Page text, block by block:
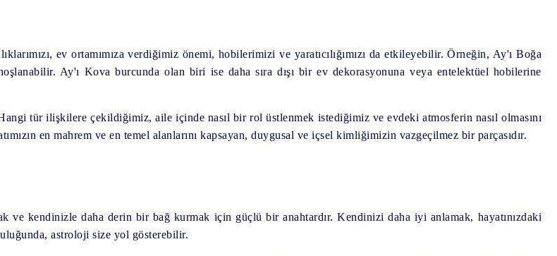
ev ortamımıza verdiğimiz önemi, hobilerimizi ve yaratıcılığımızı da etkileyebilir. Örneğin, Ay'ı Boğa
Ay'ı Kova burcunda olan biri ise daha sıra dışı bir ev dekorasyonuna veya entelektüel hobilerine
tür ilişkilere çekildiğimiz, aile içinde nasıl bir rol üstlenmek istediğimiz ve evdeki atmosferin nasıl olmasını
en mahrem ve en temel alanlarını kapsayan, duygusal ve içsel kimliğimizin vazgeçilmez bir parçasıdır.
ve kendinizle daha derin bir bağ kurmak için güçlü bir anahtardır. Kendinizi daha iyi anlamak, hayatınızdaki
astroloji size yol gösterebilir.